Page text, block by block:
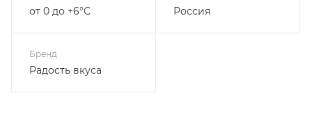
от 0 до +6°С Россия
Бренд
Радость вкуса